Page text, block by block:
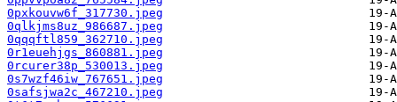
0pxkouvw6f_317730.jpeg
0qlkjms8uz_986687.jpeg
0qqqftl859_362710.jpeg
0r1euehjgs_860881.jpeg
0rcurer38p_530013.jpeg
0s7wzf46iw_767651.jpeg
0safsjwa2c_467210.jpeg